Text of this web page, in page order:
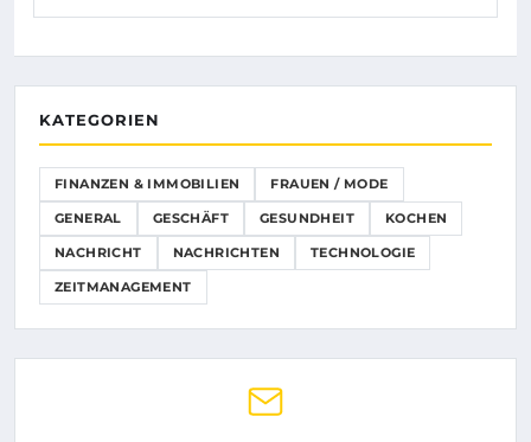
KATEGORIEN
FINANZEN & IMMOBILIEN FRAUEN / MODE
GENERAL GESCHÄFT GESUNDHEIT KOCHEN
NACHRICHT NACHRICHTEN TECHNOLOGIE
ZEITMANAGEMENT